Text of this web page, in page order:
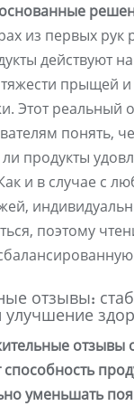
из первых рук
действуют
тяжести прыщей
Этот реальный
понять,
продукты
и в случае с
поэтому
отзывы:
улучшение
отзывы
уменьшать